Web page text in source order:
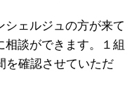
ェルジュの方が来て
談ができます。１組
を確認させていただ